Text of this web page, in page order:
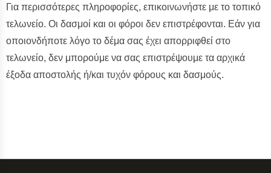
Για περισσότερες πληροφορίες, επικοινωνήστε με το τοπικό
τελωνείο. Οι δασμοί και οι φόροι δεν επιστρέφονται. Εάν για
οποιονδήποτε λόγο το δέμα σας έχει απορριφθεί στο
τελωνείο, δεν μπορούμε να σας επιστρέψουμε τα αρχικά
έξοδα αποστολής ή/και τυχόν φόρους και δασμούς.